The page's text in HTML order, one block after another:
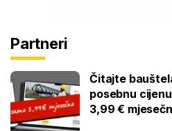
Partneri
Čitajte
posebnu
3,99 €